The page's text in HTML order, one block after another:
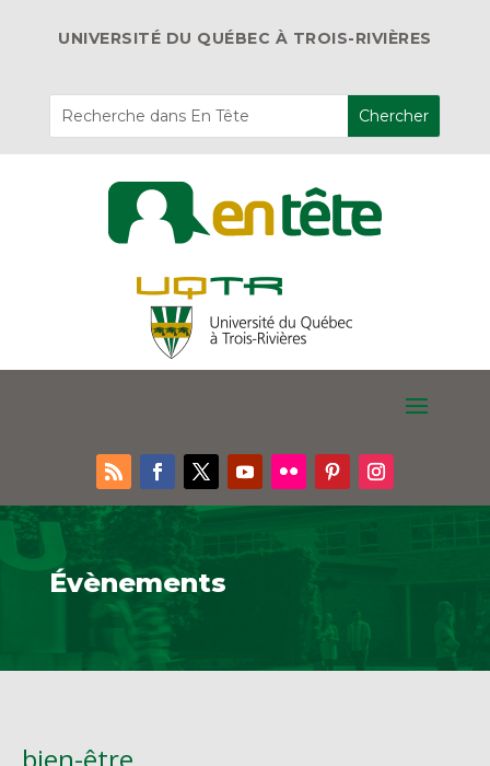
UNIVERSITÉ DU QUÉBEC À TROIS-RIVIÈRES
Évènements